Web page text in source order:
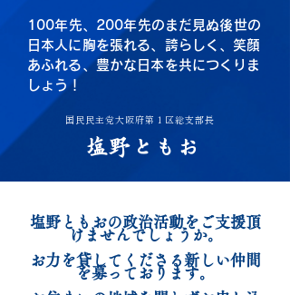
100年先、200年先のまだ見ぬ後世の
日本人に胸を張れる、 誇らしく、笑顔
あふれる、豊かな日本を共につくりま
しょう！
国民民主党大阪府第１区総支部長
塩野ともお
塩野ともおの政治活動をご支援頂
けませんでしょうか。
お力を貸してくださる新しい仲間
を募っております。